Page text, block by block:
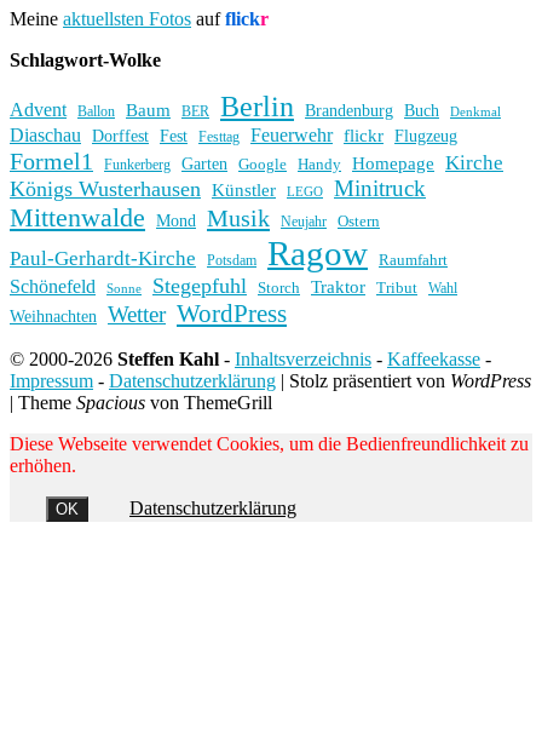
Meine aktuellsten Fotos aufflickr
Schlagwort-Wolke
Advent Ballon Baum BER Berlin Brandenburg Buch Denkmal
Diaschau Dorffest Fest Festtag Feuerwehr flickr Flugzeug
Formel1 Funkerberg Garten Google Handy Homepage Kirche
Königs Wusterhausen Künstler LEGO Minitruck
Mittenwalde Mond Musik Neujahr Ostern
Paul-Gerhardt-Kirche Potsdam Ragow Raumfahrt
Schönefeld Sonne Stegepfuhl Storch Traktor Tribut Wahl
Weihnachten Wetter WordPress
© 2000-2026 Steffen Kahl - Inhaltsverzeichnis - Kaffeekasse -
Impressum - Datenschutzerklärung | Stolz präsentiert von WordPress
| Theme Spacious von ThemeGrill
Diese Webseite verwendet Cookies, um die Bedienfreundlichkeit zu
erhöhen.
OK Datenschutzerklärung